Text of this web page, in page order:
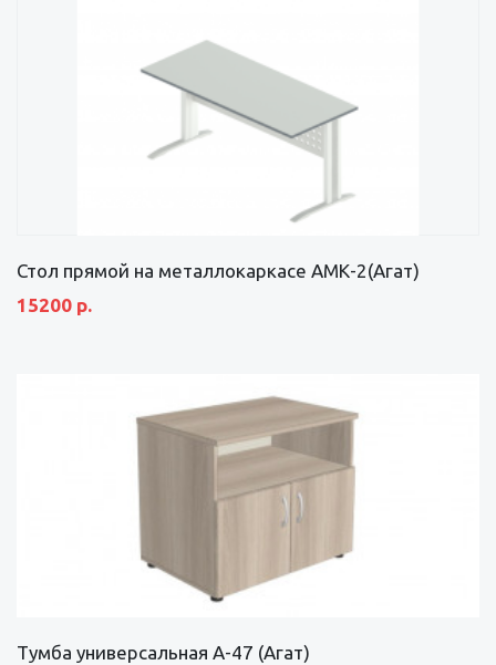
Стол прямой на металлокаркасе АМК-2(Агат)
15200 р.
Тумба универсальная А-47 (Агат)